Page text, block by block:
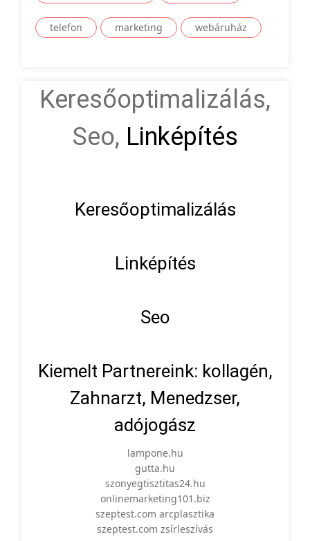
telefon marketing webáruház
Keresőoptimalizálás,
Seo, Linképítés
Keresőoptimalizálás
Linképítés
Seo
Kiemelt Partnereink: kollagén,
Zahnarzt, Menedzser,
adójogász
lampone.hu
gutta.hu
szonyegtisztitas24.hu
onlinemarketing101.biz
szeptest.com arcplasztika
szeptest.com zsírleszívás